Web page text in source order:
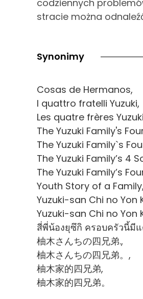
codziennych
stracie można
Synonimy
Cosas de Hermanos,
I quattro fratelli Yuzuki,
Les quatre frères
The Yuzuki Family's
The Yuzuki Family`s
The Yuzuki Family’s 4
The Yuzuki Family’s
Youth Story of a Family,
Yuzuki-san Chi no Yon
Yuzuki-san Chi no Yon
สี่พี่น้องยุซึกิ ครอบครัวนี้มี
柚木さんちの四兄弟.,
柚木さんちの四兄弟。,
柚木家的四兄弟,
柚木家的四兄弟。